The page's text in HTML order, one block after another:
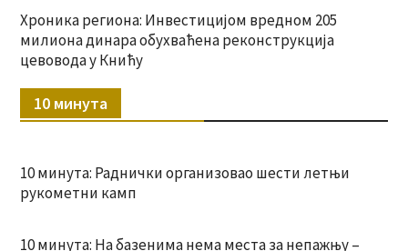
Хроника региона: Инвестицијом вредном 205
милиона динара обухваћена реконструкција
цевовода у Книћу
10 минута
10 минута: Раднички организовао шести летњи
рукометни камп
10 минута: На базенима нема места за непажњу –